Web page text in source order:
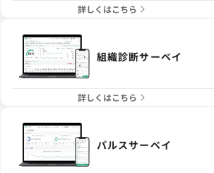
詳しくはこちら
組織診断サーベイ
詳しくはこちら
パルスサーベイ